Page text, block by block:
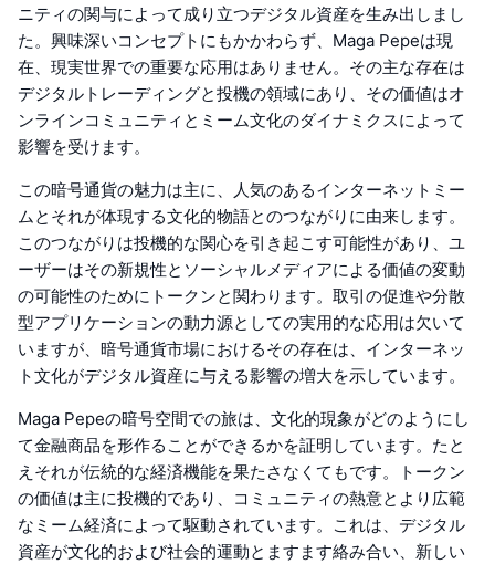
ニティの関与によって成り立つデジタル資産を生み出しまし
た。興味深いコンセプトにもかかわらず、Maga Pepeは現
在、現実世界での重要な応用はありません。その主な存在は
デジタルトレーディングと投機の領域にあり、その価値はオ
ンラインコミュニティとミーム文化のダイナミクスによって
影響を受けます。
この暗号通貨の魅力は主に、人気のあるインターネットミー
ムとそれが体現する文化的物語とのつながりに由来します。
このつながりは投機的な関心を引き起こす可能性があり、ユ
ーザーはその新規性とソーシャルメディアによる価値の変動
の可能性のためにトークンと関わります。取引の促進や分散
型アプリケーションの動力源としての実用的な応用は欠いて
いますが、暗号通貨市場におけるその存在は、インターネッ
ト文化がデジタル資産に与える影響の増大を示しています。
Maga Pepeの暗号空間での旅は、文化的現象がどのようにし
て金融商品を形作ることができるかを証明しています。たと
えそれが伝統的な経済機能を果たさなくてもです。トークン
の価値は主に投機的であり、コミュニティの熱意とより広範
なミーム経済によって駆動されています。これは、デジタル
資産が文化的および社会的運動とますます絡み合い、新しい